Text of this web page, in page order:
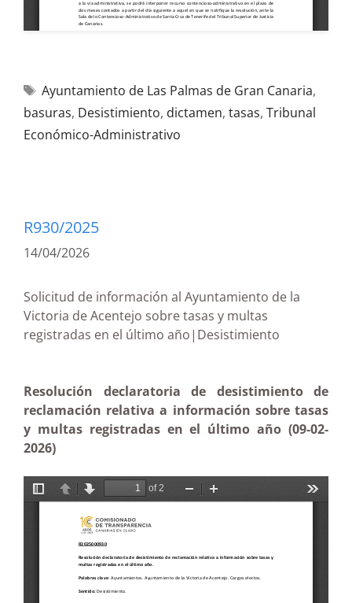
Ayuntamiento de Las Palmas de Gran Canaria,
basuras, Desistimiento, dictamen, tasas, Tribunal
Económico-Administrativo
R930/2025
14/04/2026
Solicitud de información al Ayuntamiento de la
Victoria de Acentejo sobre tasas y multas
registradas en el último año|Desistimiento
Resolución declaratoria de desistimiento de
reclamación relativa a información sobre tasas
y multas registradas en el último año (09-02-
2026)